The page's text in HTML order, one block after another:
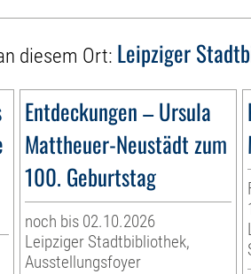
diesem Ort: Leipziger
Entdeckungen – Ursula
Mattheuer-Neustädt zum
100. Geburtstag
noch bis 02.10.2026
Leipziger Stadtbibliothek,
Ausstellungsfoyer